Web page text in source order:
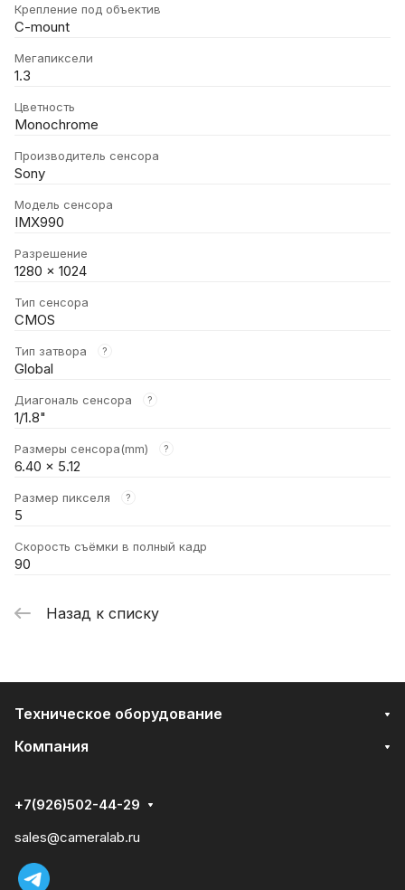
Крепление под объектив
C-mount
Мегапиксели
1.3
Цветность
Monochrome
Производитель сенсора
Sony
Модель сенсора
IMX990
Разрешение
1280 × 1024
Тип сенсора
CMOS
Тип затвора ?
Global
Диагональ сенсора ?
1/1.8"
Размеры сенсора(mm) ?
6.40 × 5.12
Размер пикселя ?
5
Скорость съёмки в полный кадр
90
Назад к списку
Техническое оборудование
Компания
+7(926)502-44-29
sales@cameralab.ru